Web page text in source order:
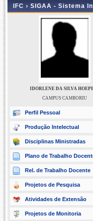
IFC › SIGAA - Sistema
IDORLENE DA SILVA
CAMPUS CAMBORIU
Perfil Pessoal
Produção Intelectual
Disciplinas Ministradas
Plano de Trabalho
Rel. de Trabalho Docente
Projetos de Pesquisa
Atividades de Extensão
Projetos de Monitoria